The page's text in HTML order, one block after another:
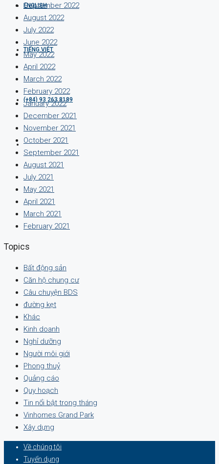
ENGLISH
TIẾNG VIỆT
(+84) 93 263 8189
September 2022
August 2022
July 2022
June 2022
May 2022
April 2022
March 2022
February 2022
January 2022
December 2021
November 2021
October 2021
September 2021
August 2021
July 2021
May 2021
April 2021
March 2021
February 2021
Topics
Bất động sản
Căn hộ chung cư
Câu chuyện BDS
đường kẹt
Khác
Kinh doanh
Nghỉ dưỡng
Người môi giới
Phong thuỷ
Quảng cáo
Quy hoạch
Tin nổi bật trong tháng
Vinhomes Grand Park
Xây dựng
Về chúng tôi
Tuyển dụng